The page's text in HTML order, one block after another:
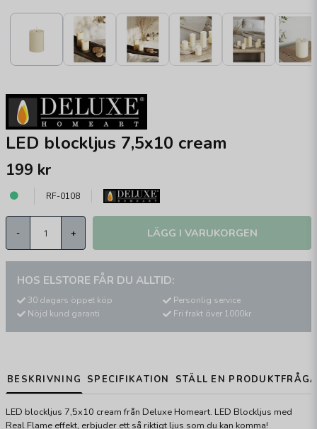
LED blockljus 7,5x10 cream
199 kr
RF-0108
- + LÄGG I VARUKORGEN
HOS ELSTORE FÅR DU ALLTID:
30 dagars öppet köp
Nöjd kund garanti
Personlig service
Fri frakt över 1000kr
BESKRIVNING SPECIFIKATION STÄLL EN
LED blockljus 7,5x10 cream från Deluxe Homeart. LED Blockljus med
Real Flame effekt, erbjuder ett så riktigt ljus som du kan komma!